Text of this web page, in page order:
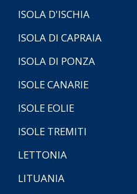
ISOLA D'ISCHIA
ISOLA DI CAPRAIA
ISOLA DI PONZA
ISOLE CANARIE
ISOLE EOLIE
ISOLE TREMITI
LETTONIA
LITUANIA